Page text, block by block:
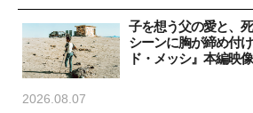
子を想う父の愛と、
シーンに胸が締め付
ド・メッシ』本編映像
2026.08.07